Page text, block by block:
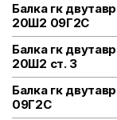
Балка гк
20Ш2 09Г2С
Балка гк
20Ш2 ст. 3
Балка гк
09Г2С